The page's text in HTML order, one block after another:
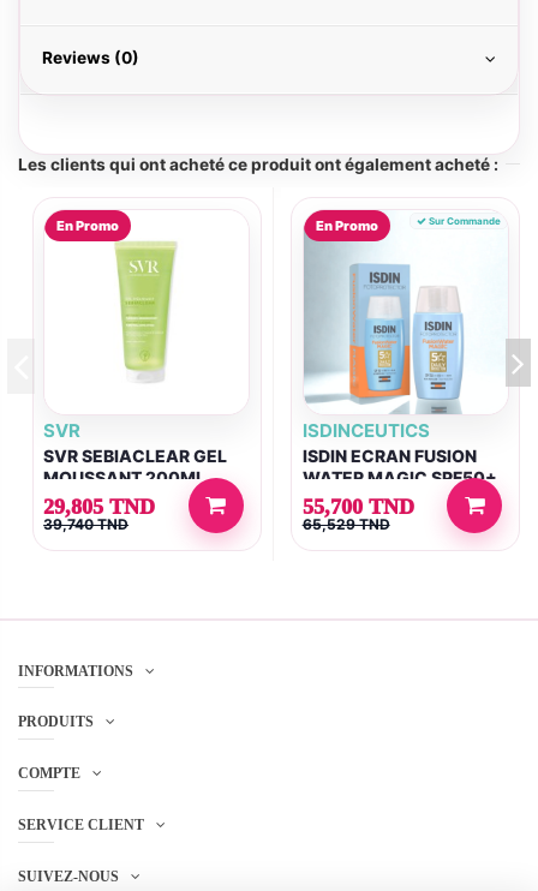
Reviews (0)
Les clients qui ont acheté ce produit ont également acheté :
En Promo
SVR
SVR SEBIACLEAR GEL
MOUSSANT 200ML
29,805 TND
39,740 TND
En Promo Sur Commande
ISDINCEUTICS
ISDIN ECRAN FUSION
WATER MAGIC SPF50+
50ML
55,700 TND
65,529 TND
INFORMATIONS
PRODUITS
COMPTE
SERVICE CLIENT
SUIVEZ-NOUS